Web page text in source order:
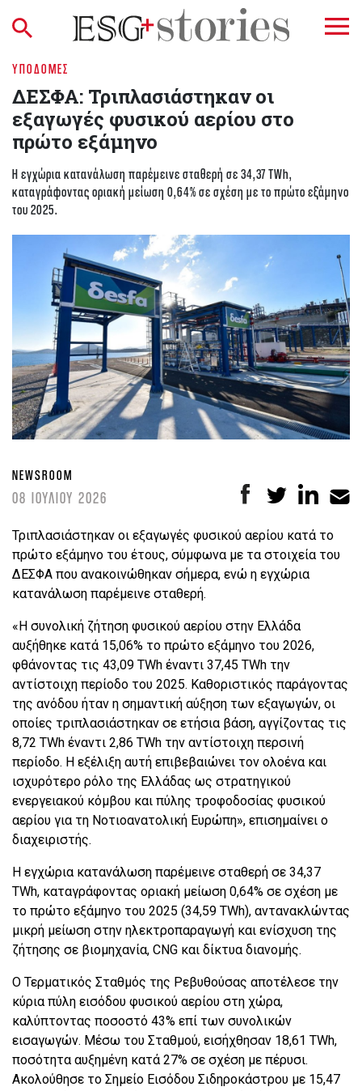
ΥΠΟΔΟΜΈΣ
ΔΕΣΦΑ: Τριπλασιάστηκαν οι
εξαγωγές φυσικού αερίου στο
πρώτο εξάμηνο
Η εγχώρια κατανάλωση παρέμεινε σταθερή σε 34,37 TWh,
καταγράφοντας οριακή μείωση 0,64% σε σχέση με το πρώτο εξάμηνο
του 2025.
NEWSROOM
08 ΙΟΥΛΙΟΥ 2026
Τριπλασιάστηκαν οι εξαγωγές φυσικού αερίου κατά το
πρώτο εξάμηνο του έτους, σύμφωνα με τα στοιχεία του
ΔΕΣΦΑ που ανακοινώθηκαν σήμερα, ενώ η εγχώρια
κατανάλωση παρέμεινε σταθερή.
«Η συνολική ζήτηση φυσικού αερίου στην Ελλάδα
αυξήθηκε κατά 15,06% το πρώτο εξάμηνο του 2026,
φθάνοντας τις 43,09 TWh έναντι 37,45 TWh την
αντίστοιχη περίοδο του 2025. Καθοριστικός παράγοντας
της ανόδου ήταν η σημαντική αύξηση των εξαγωγών, οι
οποίες τριπλασιάστηκαν σε ετήσια βάση, αγγίζοντας τις
8,72 TWh έναντι 2,86 TWh την αντίστοιχη περσινή
περίοδο. Η εξέλιξη αυτή επιβεβαιώνει τον ολοένα και
ισχυρότερο ρόλο της Ελλάδας ως στρατηγικού
ενεργειακού κόμβου και πύλης τροφοδοσίας φυσικού
αερίου για τη Νοτιοανατολική Ευρώπη», επισημαίνει ο
διαχειριστής.
Η εγχώρια κατανάλωση παρέμεινε σταθερή σε 34,37
TWh, καταγράφοντας οριακή μείωση 0,64% σε σχέση με
το πρώτο εξάμηνο του 2025 (34,59 TWh), αντανακλώντας
μικρή μείωση στην ηλεκτροπαραγωγή και ενίσχυση της
ζήτησης σε βιομηχανία, CNG και δίκτυα διανομής.
Ο Τερματικός Σταθμός της Ρεβυθούσας αποτέλεσε την
κύρια πύλη εισόδου φυσικού αερίου στη χώρα,
καλύπτοντας ποσοστό 43% επί των συνολικών
εισαγωγών. Μέσω του Σταθμού, εισήχθησαν 18,61 TWh,
ποσότητα αυξημένη κατά 27% σε σχέση με πέρυσι.
Ακολούθησε το Σημείο Εισόδου Σιδηροκάστρου με 15,47